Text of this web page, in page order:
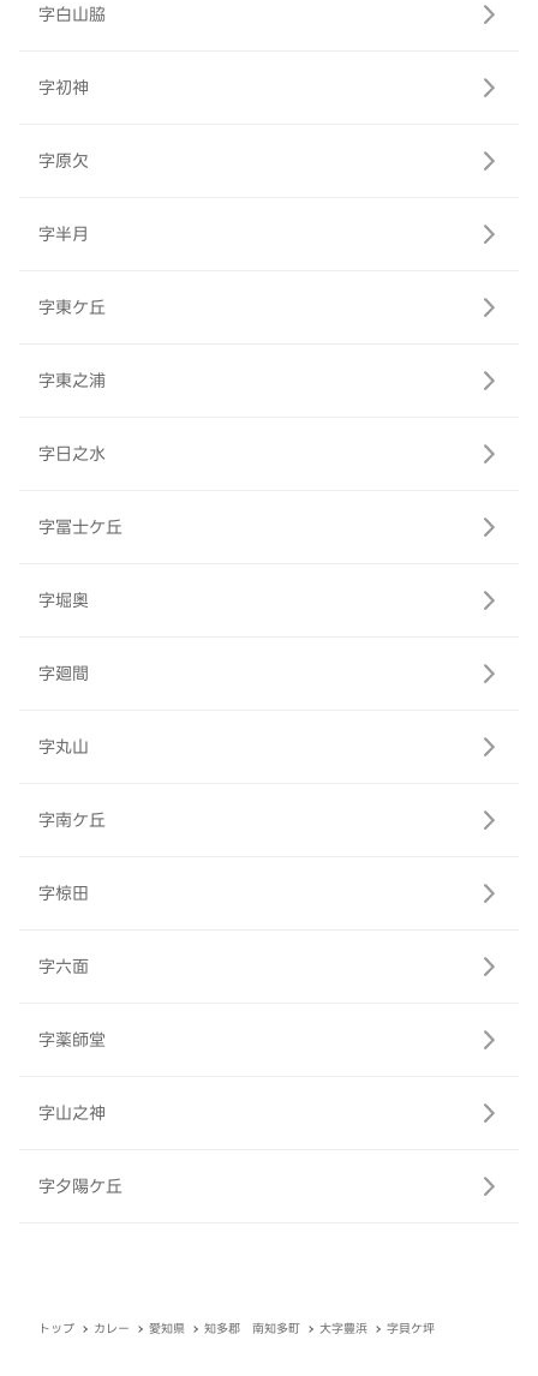
字白山脇
字初神
字原欠
字半月
字東ケ丘
字東之浦
字日之水
字冨士ケ丘
字堀奥
字廻間
字丸山
字南ケ丘
字椋田
字六面
字薬師堂
字山之神
字夕陽ケ丘
トップ カレー 愛知県 知多郡 南知多町 大字豊浜 字貝ケ坪